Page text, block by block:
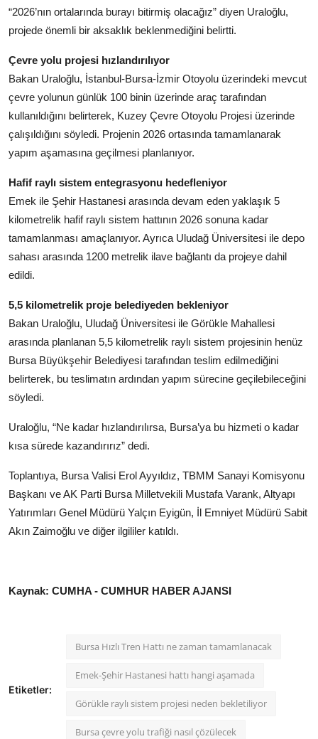
“2026’nın ortalarında burayı bitirmiş olacağız” diyen Uraloğlu,
projede önemli bir aksaklık beklenmediğini belirtti.
Çevre yolu projesi hızlandırılıyor
Bakan Uraloğlu, İstanbul-Bursa-İzmir Otoyolu üzerindeki mevcut
çevre yolunun günlük 100 binin üzerinde araç tarafından
kullanıldığını belirterek, Kuzey Çevre Otoyolu Projesi üzerinde
çalışıldığını söyledi. Projenin 2026 ortasında tamamlanarak
yapım aşamasına geçilmesi planlanıyor.
Hafif raylı sistem entegrasyonu hedefleniyor
Emek ile Şehir Hastanesi arasında devam eden yaklaşık 5
kilometrelik hafif raylı sistem hattının 2026 sonuna kadar
tamamlanması amaçlanıyor. Ayrıca Uludağ Üniversitesi ile depo
sahası arasında 1200 metrelik ilave bağlantı da projeye dahil
edildi.
5,5 kilometrelik proje belediyeden bekleniyor
Bakan Uraloğlu, Uludağ Üniversitesi ile Görükle Mahallesi
arasında planlanan 5,5 kilometrelik raylı sistem projesinin henüz
Bursa Büyükşehir Belediyesi tarafından teslim edilmediğini
belirterek, bu teslimatın ardından yapım sürecine geçilebileceğini
söyledi.
Uraloğlu, “Ne kadar hızlandırılırsa, Bursa’ya bu hizmeti o kadar
kısa sürede kazandırırız” dedi.
Toplantıya, Bursa Valisi Erol Ayyıldız, TBMM Sanayi Komisyonu
Başkanı ve AK Parti Bursa Milletvekili Mustafa Varank, Altyapı
Yatırımları Genel Müdürü Yalçın Eyigün, İl Emniyet Müdürü Sabit
Akın Zaimoğlu ve diğer ilgililer katıldı.
Kaynak: CUMHA - CUMHUR HABER AJANSI
Etiketler:
Bursa Hızlı Tren Hattı ne zaman tamamlanacak
Emek-Şehir Hastanesi hattı hangi aşamada
Görükle raylı sistem projesi neden bekletiliyor
Bursa çevre yolu trafiği nasıl çözülecek